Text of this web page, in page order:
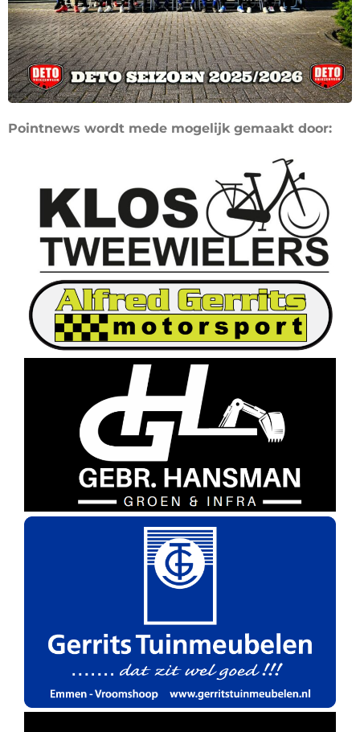
Pointnews wordt mede mogelijk gemaakt door: